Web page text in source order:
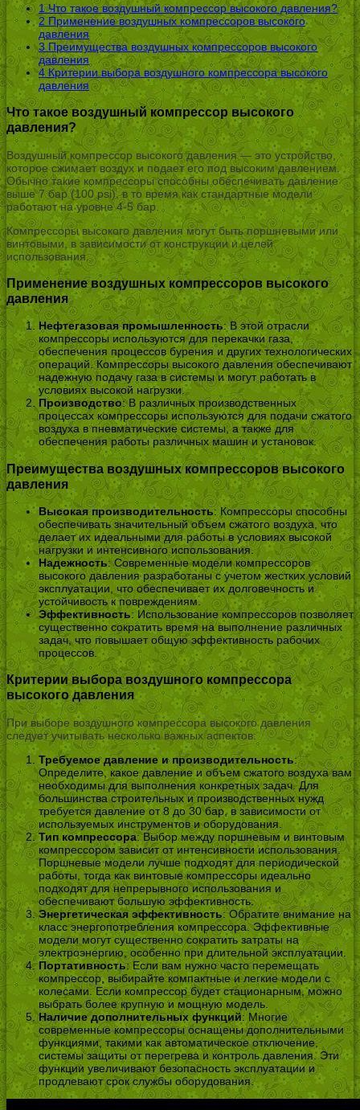
1Что такое воздушный компрессор высокого давления?
2Применение воздушных компрессоров высокого
давления
3Преимущества воздушных компрессоров высокого
давления
4Критерии выбора воздушного компрессора высокого
давления
Что такое воздушный компрессор высокого
давления?
Воздушный компрессор высокого давления — это устройство,
которое сжимает воздух и подает его под высоким давлением.
Обычно такие компрессоры способны обеспечивать давление
выше 7 бар (100 psi), в то время как стандартные модели
работают на уровне 4-5 бар.
Компрессоры высокого давления могут быть поршневыми или
винтовыми, в зависимости от конструкции и целей
использования.
Применение воздушных компрессоров высокого
давления
Нефтегазовая промышленность: В этой отрасли
компрессоры используются для перекачки газа,
обеспечения процессов бурения и других технологических
операций. Компрессоры высокого давления обеспечивают
надежную подачу газа в системы и могут работать в
условиях высокой нагрузки.
Производство: В различных производственных
процессах компрессоры используются для подачи сжатого
воздуха в пневматические системы, а также для
обеспечения работы различных машин и установок.
Преимущества воздушных компрессоров высокого
давления
Высокая производительность: Компрессоры способны
обеспечивать значительный объем сжатого воздуха, что
делает их идеальными для работы в условиях высокой
нагрузки и интенсивного использования.
Надежность: Современные модели компрессоров
высокого давления разработаны с учетом жестких условий
эксплуатации, что обеспечивает их долговечность и
устойчивость к повреждениям.
Эффективность: Использование компрессоров позволяет
существенно сократить время на выполнение различных
задач, что повышает общую эффективность рабочих
процессов.
Критерии выбора воздушного компрессора
высокого давления
При выборе воздушного компрессора высокого давления
следует учитывать несколько важных аспектов:
Требуемое давление и производительность:
Определите, какое давление и объем сжатого воздуха вам
необходимы для выполнения конкретных задач. Для
большинства строительных и производственных нужд
требуется давление от 8 до 30 бар, в зависимости от
используемых инструментов и оборудования.
Тип компрессора: Выбор между поршневым и винтовым
компрессором зависит от интенсивности использования.
Поршневые модели лучше подходят для периодической
работы, тогда как винтовые компрессоры идеально
подходят для непрерывного использования и
обеспечивают большую эффективность.
Энергетическая эффективность: Обратите внимание на
класс энергопотребления компрессора. Эффективные
модели могут существенно сократить затраты на
электроэнергию, особенно при длительной эксплуатации.
Портативность: Если вам нужно часто перемещать
компрессор, выбирайте компактные и легкие модели с
колесами. Если компрессор будет стационарным, можно
выбрать более крупную и мощную модель.
Наличие дополнительных функций: Многие
современные компрессоры оснащены дополнительными
функциями, такими как автоматическое отключение,
системы защиты от перегрева и контроль давления. Эти
функции увеличивают безопасность эксплуатации и
продлевают срок службы оборудования.